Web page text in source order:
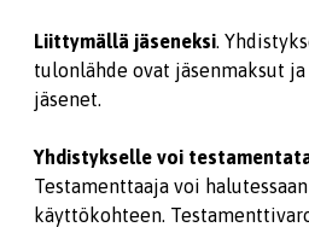
Liittymällä jäseneksi.
tulonlähde ovat jäsenmaksut
jäsenet.
Yhdistykselle voi
Testamenttaaja voi
käyttökohteen.